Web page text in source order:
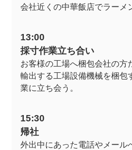
会社近くの中華飯店でラーメ
13:00
採寸作業立ち合い
お客様の工場へ梱包会社の方
輸出する工場設備機械を梱包
業に立ち会う。
15:30
帰社
外出中にあった電話やメール